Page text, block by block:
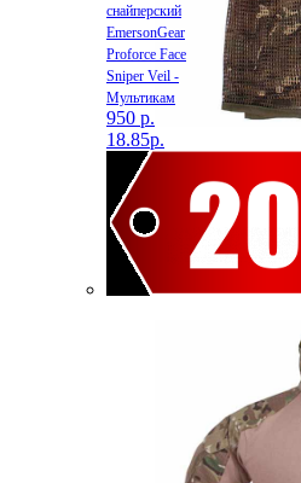
снайперский
EmersonGear
Proforce Face
Sniper Veil -
Мультикам
950 р.
18.85р.